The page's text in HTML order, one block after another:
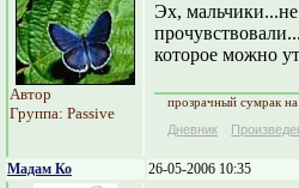
Автор
Группа: Passive
Эх,
которое можно
прозрачный сумрак
Дневник
Мадам Ко 26-05-2006 10:35